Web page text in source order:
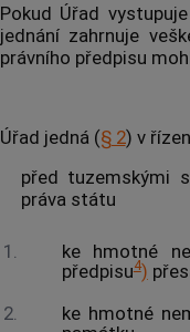
Pokud Úřad
jednání zahrnuje
právního předpisu
Úřad jedná (§ 2) v
před tuzemskými
práva státu
1.
ke hmotné
předpisu4)
2.
ke hmotné